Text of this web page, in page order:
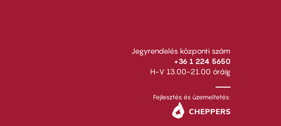
Jegyrendelés központi szám
+36 1 224 5650
H-V 13.00-21.00 óráig
Fejlesztés és üzemeltetés: